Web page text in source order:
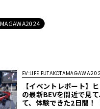
EV:LIFE
【イベントレポート】
の最新BEVを間近で見
て、体験できた2日間！